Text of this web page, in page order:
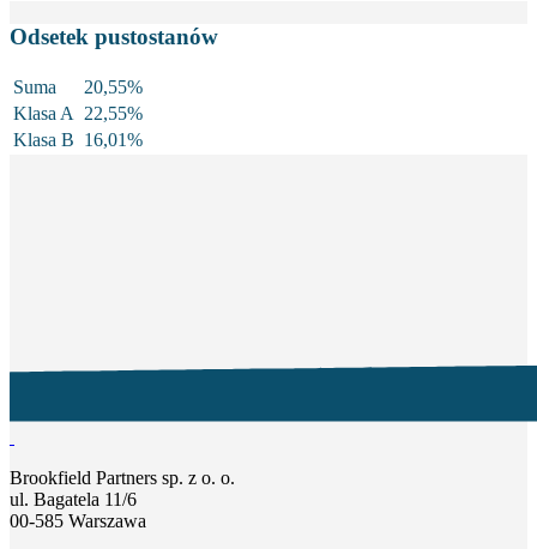
Odsetek pustostanów
Suma 20,55%
Klasa A
22,55%
Klasa B 16,01%
Brookfield Partners sp. z o. o.
ul. Bagatela 11/6
00-585 Warszawa